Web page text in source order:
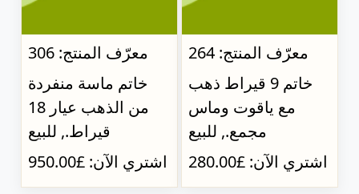
معرّف المنتج: 306
خاتم ماسة منفردة
من الذهب عيار 18
قيراط., للبيع
اشتري الآن: £950.00
معرّف المنتج: 264
خاتم 9 قيراط ذهب
مع ياقوت وماس
مجمع., للبيع
اشتري الآن: £280.00